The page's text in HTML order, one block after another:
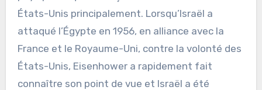
États-Unis principalement. Lorsqu’Israël a
attaqué l’Égypte en 1956, en alliance avec la
France et le Royaume-Uni, contre la volonté des
États-Unis, Eisenhower a rapidement fait
connaître son point de vue et Israël a été